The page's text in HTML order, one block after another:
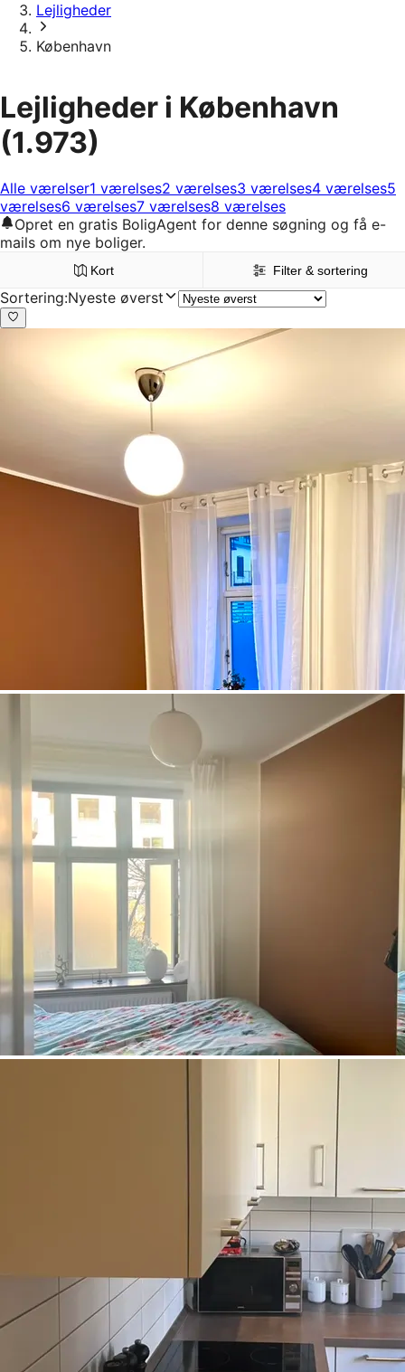
Lejligheder
København
Lejligheder i København
(1.973)
Alle værelser1 værelses2 værelses3 værelses4 værelses5
værelses6 værelses7 værelses8 værelses
Opret en gratis BoligAgent for denne søgning og få e-
mails om nye boliger.
Kort Filter & sortering
Sortering:Nyeste øverst